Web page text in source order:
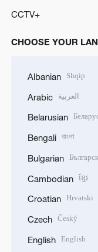
CCTV+
CHOOSE YOUR
Albanian Shqip
Arabic العربية
Belarusian
Bengali বাংলা
Bulgarian
Cambodian ខ្មែរ
Croatian Hrvatski
Czech Český
English English